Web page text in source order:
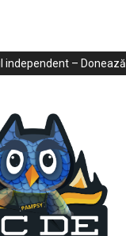
independent – Donează